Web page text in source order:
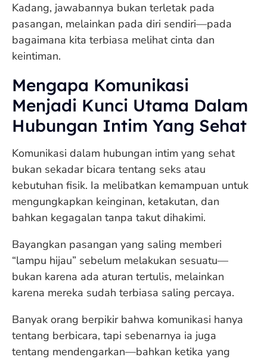
Kadang, jawabannya bukan terletak pada
pasangan, melainkan pada diri sendiri—pada
bagaimana kita terbiasa melihat cinta dan
keintiman.
Mengapa Komunikasi
Menjadi Kunci Utama Dalam
Hubungan Intim Yang Sehat
Komunikasi dalam hubungan intim yang sehat
bukan sekadar bicara tentang seks atau
kebutuhan fisik. Ia melibatkan kemampuan untuk
mengungkapkan keinginan, ketakutan, dan
bahkan kegagalan tanpa takut dihakimi.
Bayangkan pasangan yang saling memberi
“lampu hijau” sebelum melakukan sesuatu—
bukan karena ada aturan tertulis, melainkan
karena mereka sudah terbiasa saling percaya.
Banyak orang berpikir bahwa komunikasi hanya
tentang berbicara, tapi sebenarnya ia juga
tentang mendengarkan—bahkan ketika yang